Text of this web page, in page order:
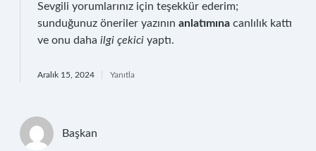
Sevgili yorumlarınız için teşekkür ederim;
sunduğunuz öneriler yazının anlatımına canlılık kattı
ve onu daha ilgi çekici yaptı.
Aralık 15, 2024 Yanıtla
Başkan